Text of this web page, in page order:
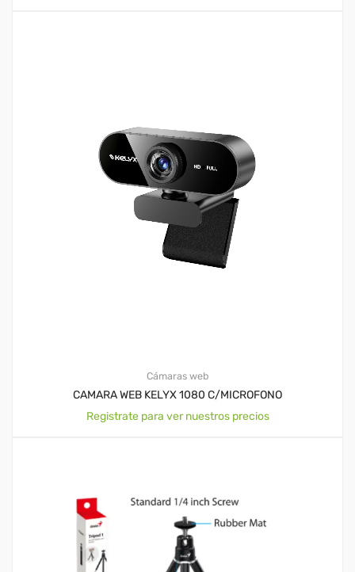
Cámaras web
CAMARA WEB KELYX 1080 C/MICROFONO
Registrate para ver nuestros precios